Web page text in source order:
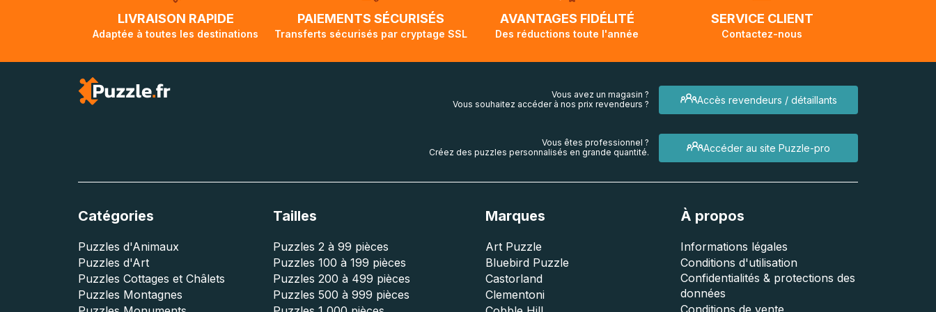
lorsque votre colis aura touché terre.
LIVRAISON RAPIDE
Adaptée à toutes les destinations
PAIEMENTS SÉCURISÉS
Transferts sécurisés par cryptage SSL
AVANTAGES FIDÉLITÉ
Des réductions toute l'année
SERVICE CLIENT
Contactez-nous
Accès revendeurs / détaillants
Vous avez un magasin ?
Vous souhaitez accéder à nos prix revendeurs ?
Accéder au site Puzzle-pro
Vous êtes professionnel ?
Créez des puzzles personnalisés en grande quantité.
Catégories
Puzzles d'Animaux
Puzzles d'Art
Puzzles Cottages et Châlets
Puzzles Montagnes
Tailles
Puzzles 2 à 99 pièces
Puzzles 100 à 199 pièces
Puzzles 200 à 499 pièces
Puzzles 500 à 999 pièces
Marques
Art Puzzle
Bluebird Puzzle
Castorland
Clementoni
À propos
Informations légales
Conditions d'utilisation
Confidentialités & protections des
données
Conditions de vente